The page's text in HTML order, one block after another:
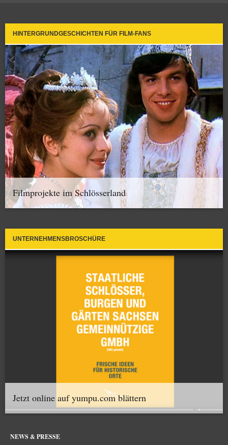
HINTERGRUNDGESCHICHTEN FÜR FILM-FANS
Filmprojekte im Schlösserland
UNTERNEHMENSBROSCHÜRE
Jetzt online auf yumpu.com blättern
NEWS & PRESSE